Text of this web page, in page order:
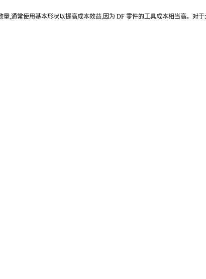
,通常使用基本形状以提高成本效益,因为 DF 零件的工具成本相当高。对